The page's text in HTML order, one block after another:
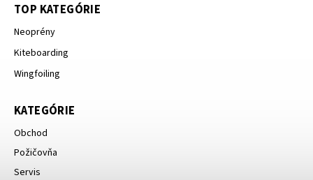
TOP KATEGÓRIE
Neoprény
Kiteboarding
Wingfoiling
KATEGÓRIE
Obchod
Požičovňa
Servis